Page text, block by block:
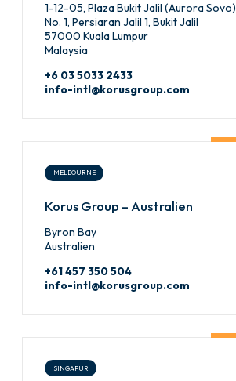
1-12-05, Plaza Bukit Jalil (Aurora Sovo)
No. 1, Persiaran Jalil 1, Bukit Jalil
57000 Kuala Lumpur
Malaysia
+6 03 5033 2433
info-intl@korusgroup.com
MELBOURNE
Korus Group – Australien
Byron Bay
Australien
+61 457 350 504
info-intl@korusgroup.com
SINGAPUR